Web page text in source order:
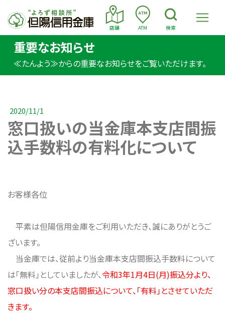
店舗 ATM 検索
重要なお知らせ
≪たんよう≫からの重要なお知らせをご覧いただけます。
2020/11/1
窓口扱いの当金庫本支店間振
込手数料の有料化について
お客様各位
平素は但陽信用金庫をご利用いただき、誠にありがとうご
ざいます。
当金庫では、従前より当金庫本支店間振込手数料について
は「無料」としていましたが、令和3年1月4日(月)振込分より、
窓口扱い分の本支店間振込について、「有料」とさせていただ
きます。